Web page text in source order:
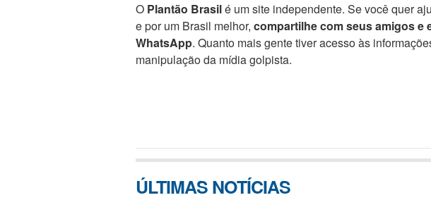
O Plantão Brasilé um site independente. Se você quer
e por um Brasil melhor, compartilhe com seus amigos e
WhatsApp. Quanto mais gente tiver acesso às
manipulação da mídia golpista.
ÚLTIMAS NOTÍCIAS